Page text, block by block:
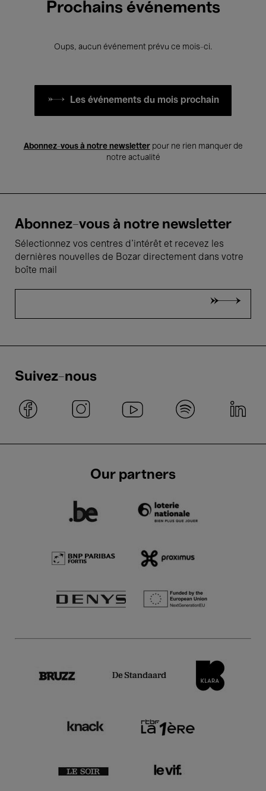
Prochains événements
Oups, aucun événement prévu ce mois-ci.
Les événements du mois prochain
Abonnez-vous à notre newsletterpour ne rien manquer de
notre actualité
Abonnez-vous à notre newsletter
Sélectionnez vos centres d'intérêt et recevez les
dernières nouvelles de Bozar directement dans votre
boîte mail
Suivez-nous
Our partners